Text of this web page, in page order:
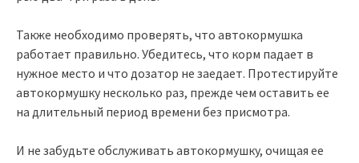
Также необходимо проверять, что автокормушка
работает правильно. Убедитесь, что корм падает в
нужное место и что дозатор не заедает. Протестируйте
автокормушку несколько раз, прежде чем оставить ее
на длительный период времени без присмотра.
И не забудьте обслуживать автокормушку, очищая ее